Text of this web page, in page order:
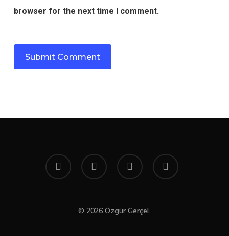
browser for the next time I comment.
twitter facebook youtube instagram
© 2026 Özgür Gerçel.